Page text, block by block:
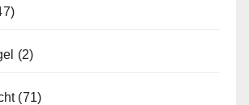
(2)
(71)